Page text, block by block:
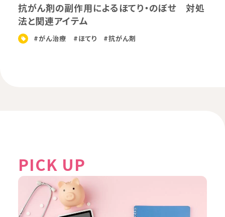
抗がん剤の副作用によるほてり・のぼせ 対処
法と関連アイテム
#がん治療 #ほてり #抗がん剤
PICK UP